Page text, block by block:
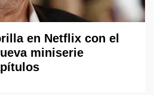
en Netflix con el
miniserie